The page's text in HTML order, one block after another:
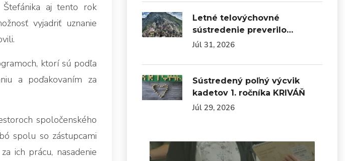
Štefánika aj tento rok
vyjadriť uznanie
ktorí sú podľa
a poďakovaním za
spoločenského
spolu so zástupcami
ich prácu, nasadenie
Letné telovýchovné
sústredenie preverilo…
Júl 31, 2026
Sústredený poľný výcvik
kadetov 1. ročníka KRIVÁŇ
Júl 29, 2026